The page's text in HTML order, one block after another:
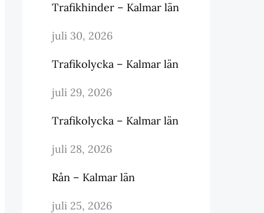
Trafikhinder – Kalmar län
juli 30, 2026
Trafikolycka – Kalmar län
juli 29, 2026
Trafikolycka – Kalmar län
juli 28, 2026
Rån – Kalmar län
juli 25, 2026